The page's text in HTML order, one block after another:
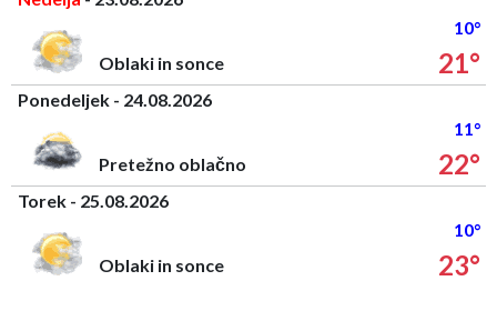
10°
Oblaki in sonce
21°
Ponedeljek - 24.08.2026
11°
Pretežno oblačno
22°
Torek - 25.08.2026
10°
Oblaki in sonce
23°